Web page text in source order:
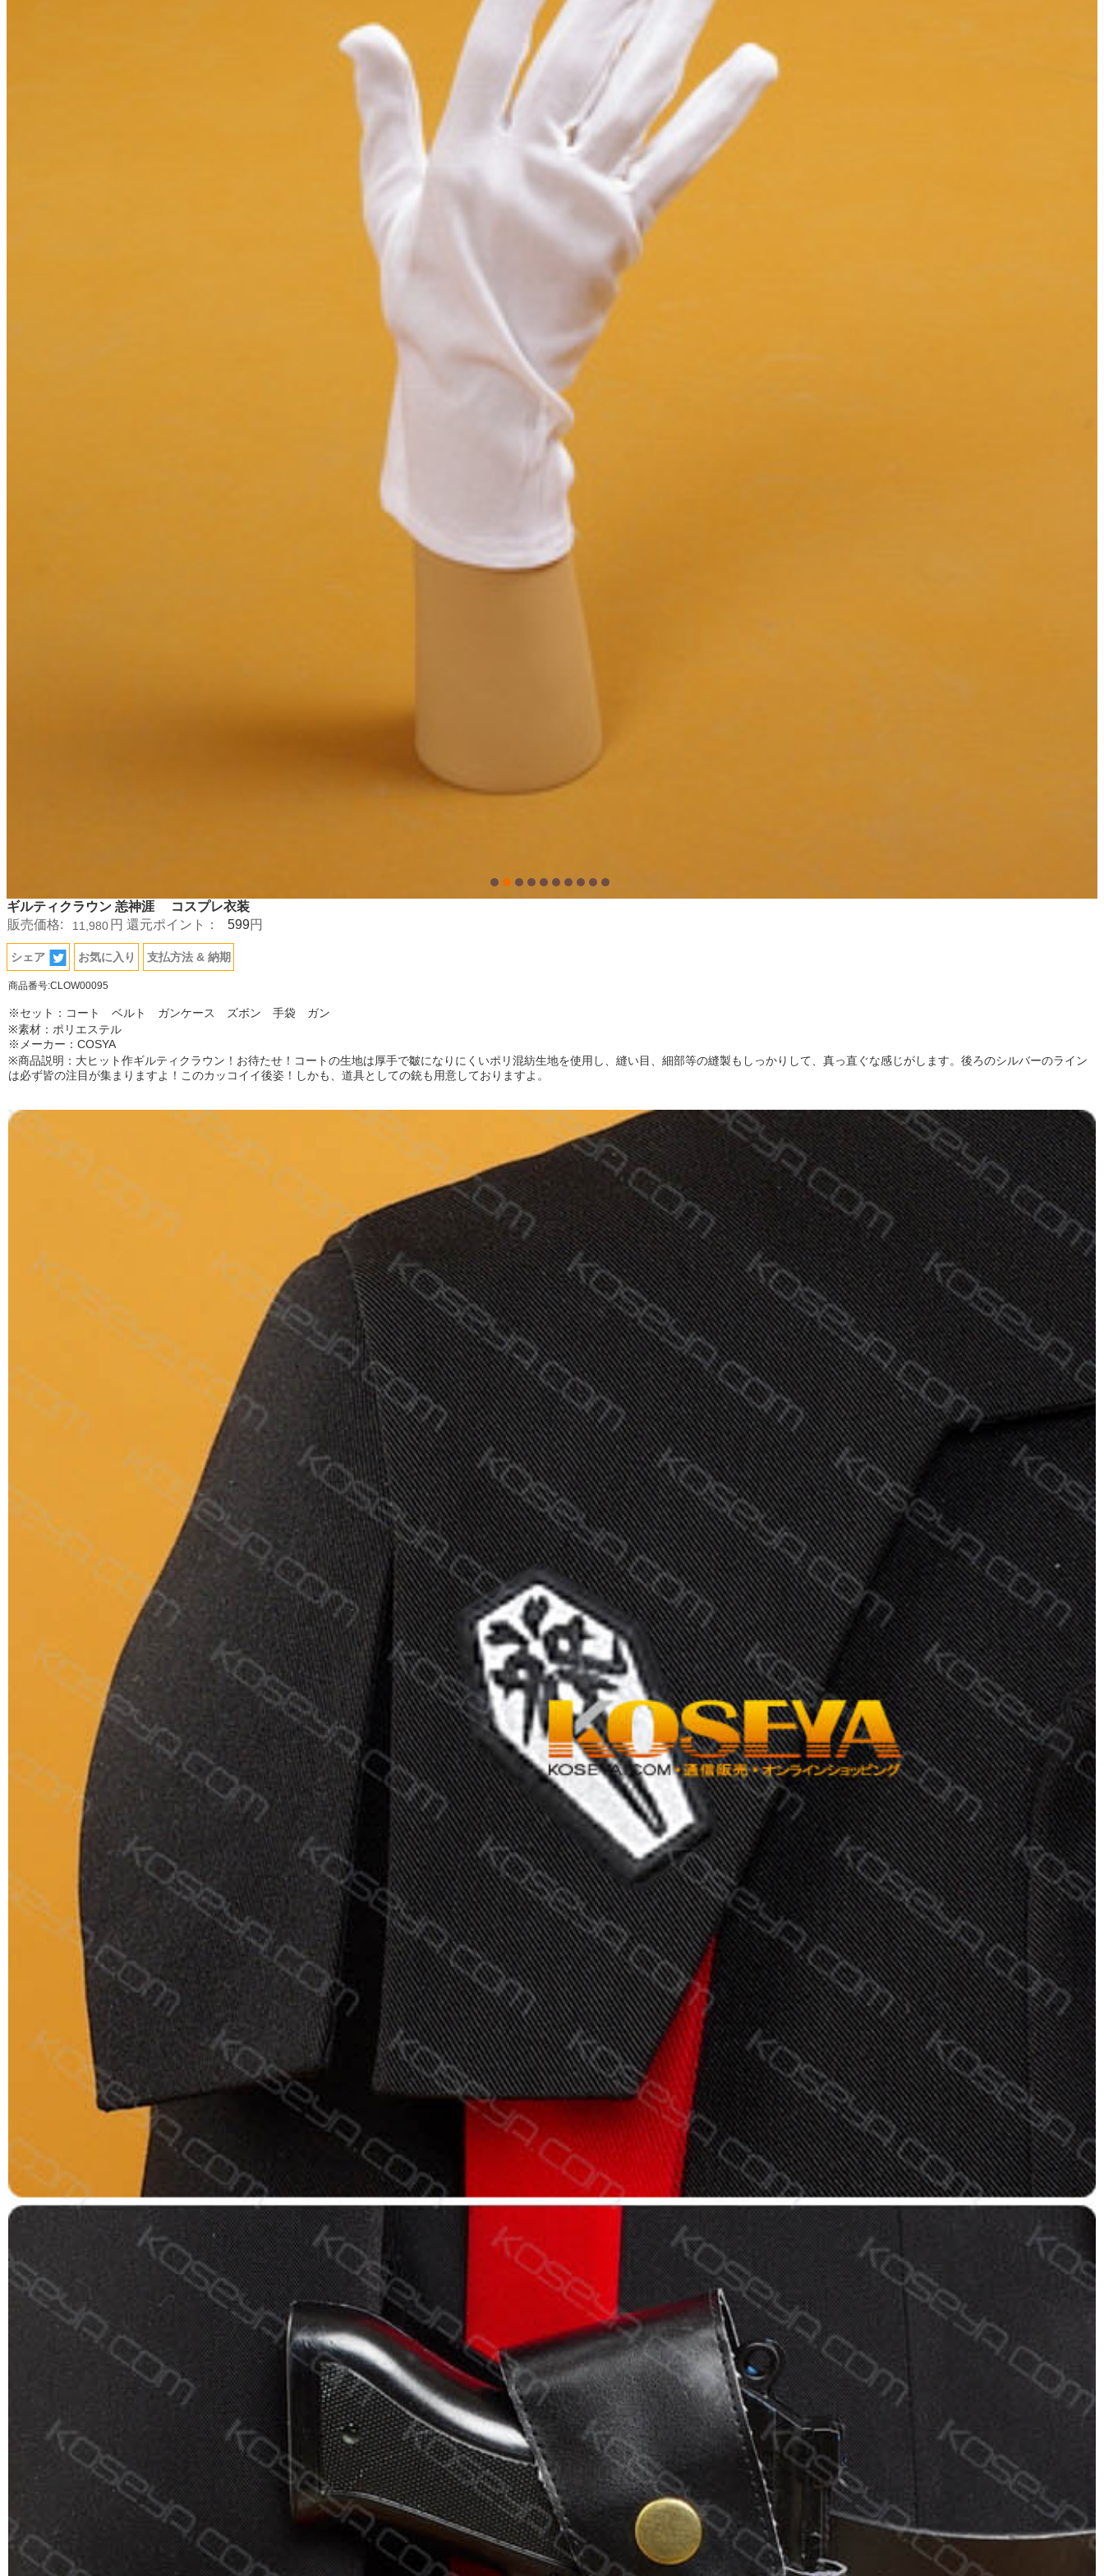
ギルティクラウン 恙神涯 コスプレ衣装
販売価格:
11,980 円 還元ポイント： 599円
シェア お気に入り 支払方法 & 納期
商品番号:CLOW00095
※セット：コート ベルト ガンケース ズボン 手袋 ガン
※素材：ポリエステル
※メーカー：COSYA
※商品説明：大ヒット作ギルティクラウン！お待たせ！コートの生地は厚手で皺になりにくいポリ混紡生地を使用し、縫い目、細部等の縫製もしっかりして、真っ直ぐな感じがします。後ろのシルバーのライン
は必ず皆の注目が集まりますよ！このカッコイイ後姿！しかも、道具としての銃も用意しておりますよ。